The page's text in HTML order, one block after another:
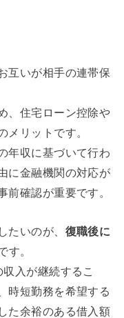
互いが相手の連帯保
、住宅ローン控除や
メリットです。
年収に基づいて行わ
に金融機関の対応が
前確認が重要です。
たいのが、 復職後に
す。
入が継続するこ
時短勤務を希望する
た余裕のある借入額